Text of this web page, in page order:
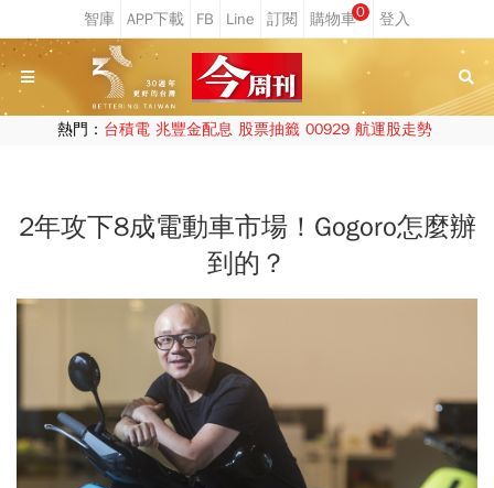
0
熱門： 台積電 兆豐金配息 股票抽籤 00929 航運股走勢
2年攻下8成電動車市場！Gogoro怎麼辦
到的？